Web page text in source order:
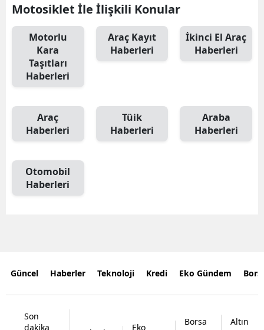
Motosiklet İle İlişkili Konular
Motorlu
Kara
Taşıtları
Haberleri
Araç Kayıt
Haberleri
İkinci El Araç
Haberleri
Araç
Haberleri
Tüik
Haberleri
Araba
Haberleri
Otomobil
Haberleri
Güncel Haberler Teknoloji Kredi Eko Gündem
Son
dakika
Eko
Borsa
Altın